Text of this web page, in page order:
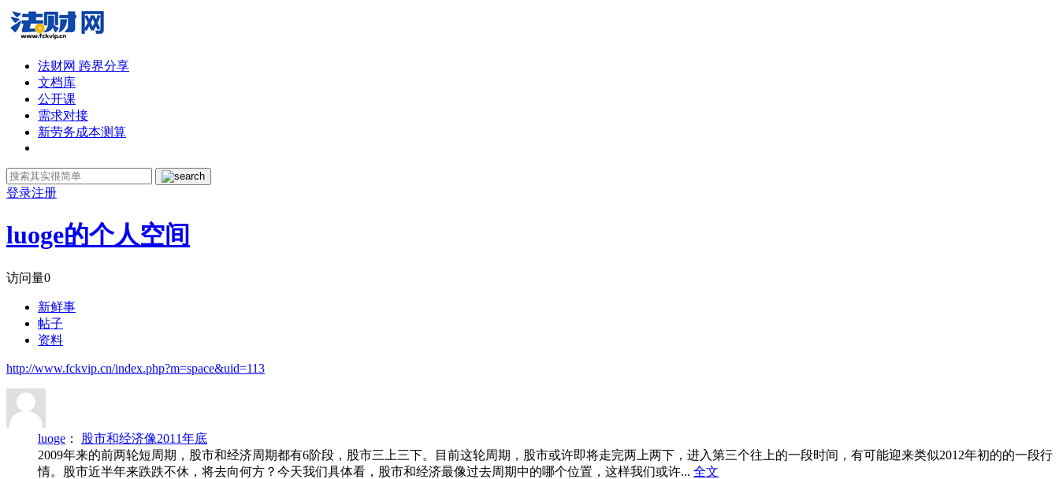
法财网 跨界分享
文档库
公开课
需求对接
新劳务成本测算
登录注册
luoge的个人空间
访问量0
新鲜事
帖子
资料
http://www.fckvip.cn/index.php?m=space&uid=113
luoge ：
股市和经济像2011年底
2009年来的前两轮短周期，股市和经济周期都有6阶段，股市三上三下。目前这轮周期，股市或许即将走完两上两下，进入第三个往上的一段时间，有可能迎来类似2012年初的的一段行
情。股市近半年来跌跌不休，将去向何方？今天我们具体看，股市和经济最像过去周期中的哪个位置，这样我们或许... 全文